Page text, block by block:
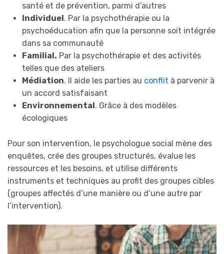
santé et de prévention, parmi d’autres
Individuel. Par la psychothérapie ou la
psychoéducation afin que la personne soit intégrée
dans sa communauté
Familial. Par la psychothérapie et des activités
telles que des ateliers
Médiation. Il aide les parties au conflit à parvenir à
un accord satisfaisant
Environnemental. Grâce à des modèles
écologiques
Pour son intervention, le psychologue social mène des
enquêtes, crée des groupes structurés, évalue les
ressources et les besoins, et utilise différents
instruments et techniques au profit des groupes cibles
(groupes affectés d’une manière ou d’une autre par
l’intervention).